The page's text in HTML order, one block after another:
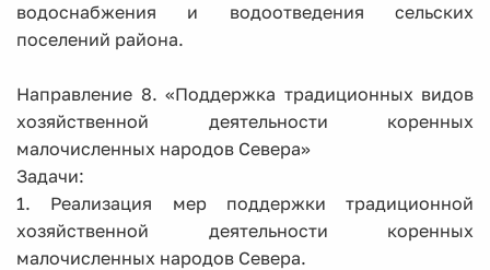
водоснабжения и водоотведения сельских
поселений района.
Направление 8. «Поддержка традиционных видов
хозяйственной деятельности коренных
малочисленных народов Севера»
Задачи:
1. Реализация мер поддержки традиционной
хозяйственной деятельности коренных
малочисленных народов Севера.